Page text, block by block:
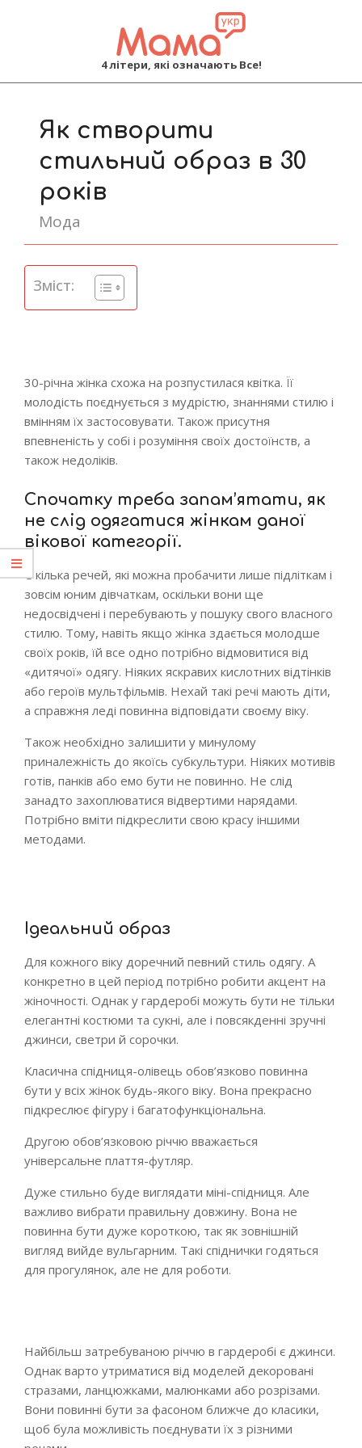
4 літери, які означають Все!
Як створити
стильний образ в 30
років
Мода
Зміст:
30-річна жінка схожа на розпустилася квітка. Її
молодість поєднується з мудрістю, знаннями стилю і
вмінням їх застосовувати. Також присутня
впевненість у собі і розуміння своїх достоїнств, а
також недоліків.
Спочатку треба запам’ятати, як
не слід одягатися жінкам даної
вікової категорії.
Є кілька речей, які можна пробачити лише підліткам і
зовсім юним дівчаткам, оскільки вони ще
недосвідчені і перебувають у пошуку свого власного
стилю. Тому, навіть якщо жінка здається молодше
своїх років, їй все одно потрібно відмовитися від
«дитячої» одягу. Ніяких яскравих кислотних відтінків
або героїв мультфільмів. Нехай такі речі мають діти,
а справжня леді повинна відповідати своєму віку.
Також необхідно залишити у минулому
приналежність до якоїсь субкультури. Ніяких мотивів
готів, панків або емо бути не повинно. Не слід
занадто захоплюватися відвертими нарядами.
Потрібно вміти підкреслити свою красу іншими
методами.
Ідеальний образ
Для кожного віку доречний певний стиль одягу. А
конкретно в цей період потрібно робити акцент на
жіночності. Однак у гардеробі можуть бути не тільки
елегантні костюми та сукні, але і повсякденні зручні
джинси, светри й сорочки.
Класична спідниця-олівець обов’язково повинна
бути у всіх жінок будь-якого віку. Вона прекрасно
підкреслює фігуру і багатофункціональна.
Другою обов’язковою річчю вважається
універсальне плаття-футляр.
Дуже стильно буде виглядати міні-спідниця. Але
важливо вибрати правильну довжину. Вона не
повинна бути дуже короткою, так як зовнішній
вигляд вийде вульгарним. Такі спіднички годяться
для прогулянок, але не для роботи.
Найбільш затребуваною річчю в гардеробі є джинси.
Однак варто утриматися від моделей декоровані
стразами, ланцюжками, малюнками або розрізами.
Вони повинні бути за фасоном ближче до класики,
щоб була можливість поєднувати їх з різними